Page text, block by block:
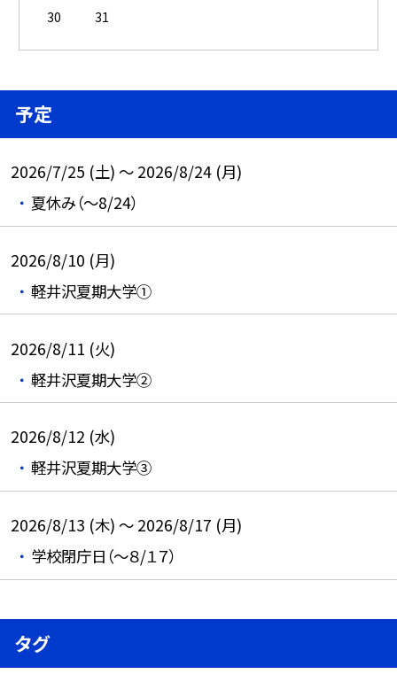
30
31
予定
2026/7/25 (土) ～ 2026/8/24 (月)
夏休み（～8/24）
2026/8/10 (月)
軽井沢夏期大学①
2026/8/11 (火)
軽井沢夏期大学②
2026/8/12 (水)
軽井沢夏期大学③
2026/8/13 (木) ～ 2026/8/17 (月)
学校閉庁日（～８/１７）
タグ